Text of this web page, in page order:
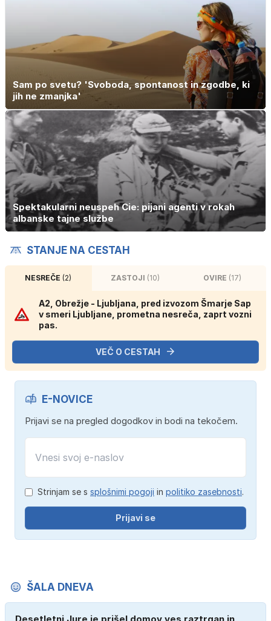
Sam po svetu? 'Svoboda, spontanost in zgodbe, ki
jih ne zmanjka'
Spektakularni neuspeh Cie: pijani agenti v rokah
albanske tajne službe
STANJE NA CESTAH
NESREČE(2) ZASTOJI (10) OVIRE (17)
A2, Obrežje - Ljubljana, pred izvozom Šmarje Sap
v smeri Ljubljane, prometna nesreča, zaprt vozni
pas.
VEČ O CESTAH
E-NOVICE
Prijavi se na pregled dogodkov in bodi na tekočem.
Strinjam se s splošnimi pogoji in politiko zasebnosti.
Prijavi se
ŠALA DNEVA